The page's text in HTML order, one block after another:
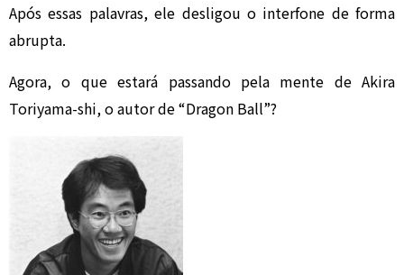
Após essas palavras, ele desligou o interfone de forma
abrupta.
Agora, o que estará passando pela mente de Akira
Toriyama-shi, o autor de “Dragon Ball”?